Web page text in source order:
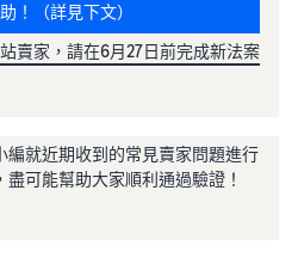
！（詳見下文）
站賣家，請在6月27日前完成新法案
編就近期收到的常見賣家問題進行
盡可能幫助大家順利通過驗證！